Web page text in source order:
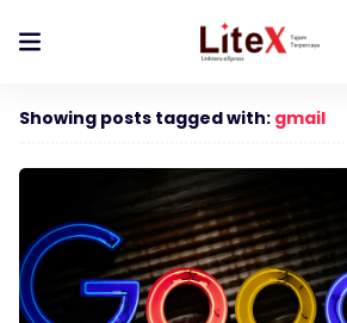
Showing posts tagged with: gmail